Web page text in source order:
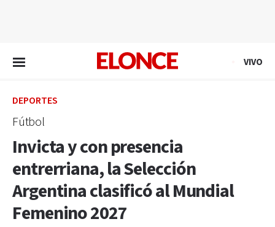
VIVO
DEPORTES
Fútbol
Invicta y con presencia
entrerriana, la Selección
Argentina clasificó al Mundial
Femenino 2027